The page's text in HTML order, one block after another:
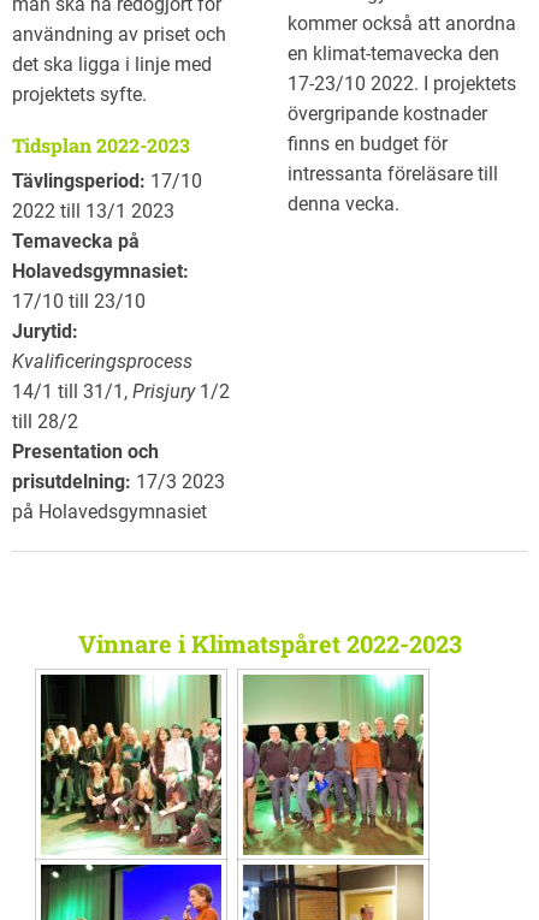
användning av priset och
det ska ligga i linje med
projektets syfte.
Tidsplan 2022-2023
Tävlingsperiod: 17/10
2022 till 13/1 2023
Temavecka på
Holavedsgymnasiet:
17/10 till 23/10
Jurytid:
Kvalificeringsprocess
14/1 till 31/1, Prisjury1/2
till 28/2
Presentation och
prisutdelning: 17/3 2023
på Holavedsgymnasiet
kommer också att anordna
en klimat-temavecka den
17-23/10 2022. I projektets
övergripande kostnader
finns en budget för
intressanta föreläsare till
denna vecka.
Vinnare i Klimatspåret 2022-2023